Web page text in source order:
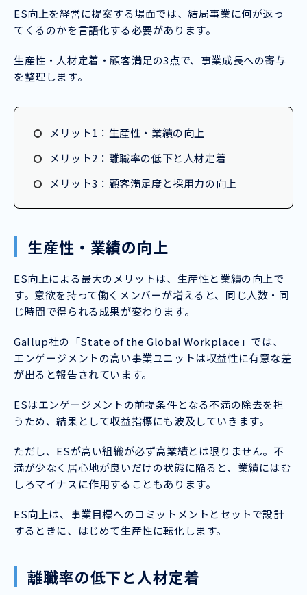
ES向上を経営に提案する場面では、結局事業に何が返っ
てくるのかを言語化する必要があります。
生産性・人材定着・顧客満足の3点で、事業成長への寄与
を整理します。
メリット1：生産性・業績の向上
メリット2：離職率の低下と人材定着
メリット3：顧客満足度と採用力の向上
生産性・業績の向上
ES向上による最大のメリットは、生産性と業績の向上で
す。意欲を持って働くメンバーが増えると、同じ人数・同
じ時間で得られる成果が変わります。
Gallup社の「State of the Global Workplace」では、
エンゲージメントの高い事業ユニットは収益性に有意な差
が出ると報告されています。
ESはエンゲージメントの前提条件となる不満の除去を担
うため、結果として収益指標にも波及していきます。
ただし、ESが高い組織が必ず高業績とは限りません。不
満が少なく居心地が良いだけの状態に陥ると、業績にはむ
しろマイナスに作用することもあります。
ES向上は、事業目標へのコミットメントとセットで設計
するときに、はじめて生産性に転化します。
離職率の低下と人材定着